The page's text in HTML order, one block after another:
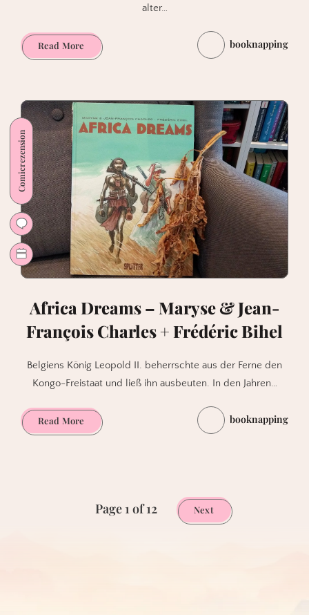
alter…
Read MoreTER
Band
–
Dubois
booknapping
Comicrezension
Africa Dreams – Maryse & Jean-
François Charles + Frédéric Bihel
Belgiens König Leopold II. beherrschte aus der Ferne den
Kongo-Freistaat und ließ ihn ausbeuten. In den Jahren…
Read MoreAfrica
Dreams
François
booknapping
Page 1 of 12 Next